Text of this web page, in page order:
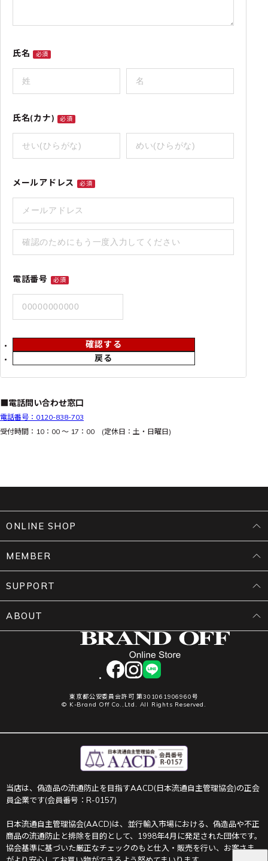
氏名 必須
氏名(カナ) 必須
メールアドレス 必須
電話番号 必須
戻る
確認する
■電話問い合わせ窓口
電話番号：0120-838-703
受付時間：10：00 ～ 17：00 (定休日：土・日曜日)
facebookinstagram
LINE
東京都公安委員会許可 第301061906960号
© K-Brand Off Co.,Ltd. All Rights Reserved.
ONLINE SHOP
MEMBER
SUPPORT
ABOUT
当店は、偽造品の流通防止を目指すAACD(日本流通自主管理協会)の正会
員企業です(会員番号：R-0157)
日本流通自主管理協会(AACD)は、並行輸入市場における、偽造品や不正
商品の流通防止と排除を目的として、1998年4月に発足された団体です。
協会基準に基づいた厳正なチェックのもと仕入・販売を行い、お客さま